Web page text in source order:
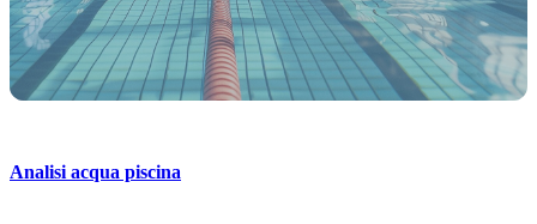
Analisi acqua piscina